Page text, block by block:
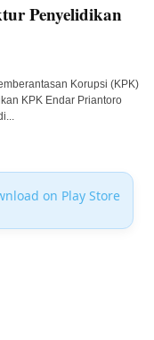
Penyelidikan
Korupsi (KPK)
KPK Endar Priantoro